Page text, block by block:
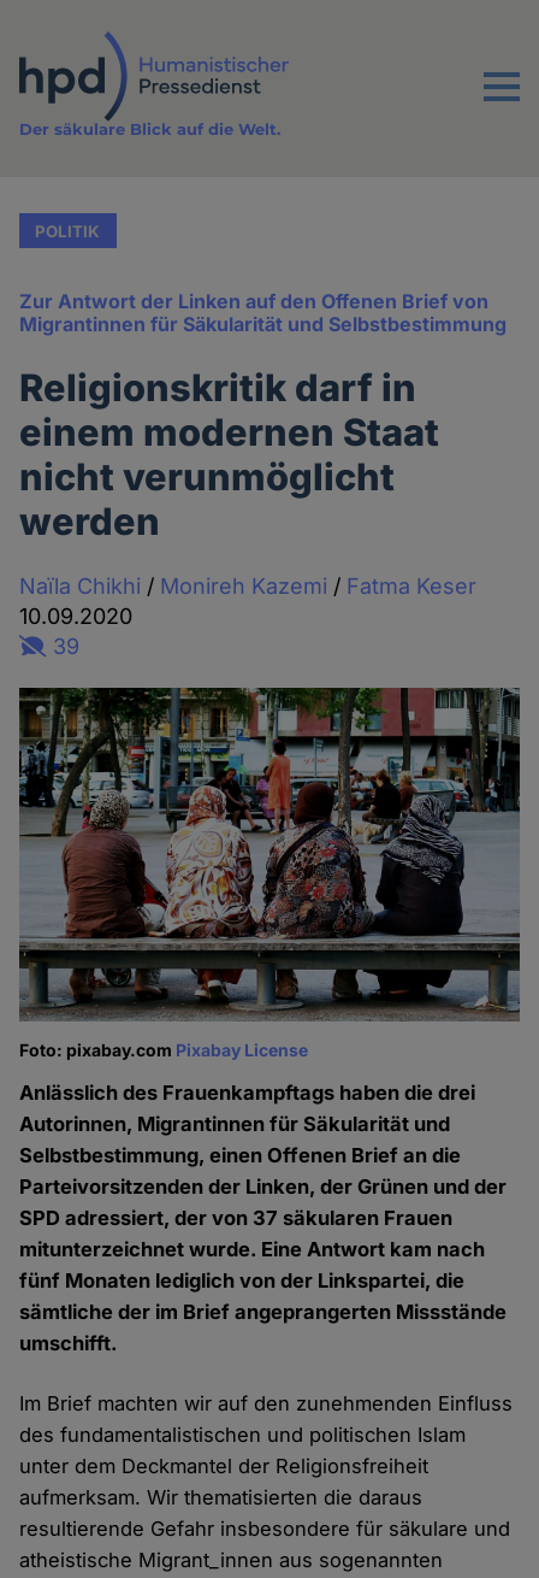
Inhalt
Menu
Der säkulare Blick auf die Welt.
POLITIK
Zur Antwort der Linken auf den Offenen Brief von
Migrantinnen für Säkularität und Selbstbestimmung
Religionskritik darf in
einem modernen Staat
nicht verunmöglicht
werden
Naïla Chikhi / Monireh Kazemi / Fatma Keser
10.09.2020
39
Foto: pixabay.com Pixabay License
Anlässlich des Frauenkampftags haben die drei
Autorinnen, Migrantinnen für Säkularität und
Selbstbestimmung, einen Offenen Brief an die
Parteivorsitzenden der Linken, der Grünen und der
SPD adressiert, der von 37 säkularen Frauen
mitunterzeichnet wurde. Eine Antwort kam nach
fünf Monaten lediglich von der Linkspartei, die
sämtliche der im Brief angeprangerten Missstände
umschifft.
Im Brief machten wir auf den zunehmenden Einfluss
des fundamentalistischen und politischen Islam
unter dem Deckmantel der Religionsfreiheit
aufmerksam. Wir thematisierten die daraus
resultierende Gefahr insbesondere für säkulare und
atheistische Migrant_innen aus sogenannten